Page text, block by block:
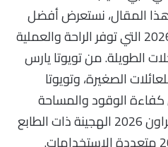
المقال، نستعرض أفضل
سيارات تويوتا العائلية لعام 2026 التي توفر الراحة والعملية
الطويلة. من تويوتا يارس
للعائلات الصغيرة، وتويوتا
بين كفاءة الوقود والمساحة
العملية، وصولًا إلى تويوتا كراون 2026 الهجينة ذات الطابع